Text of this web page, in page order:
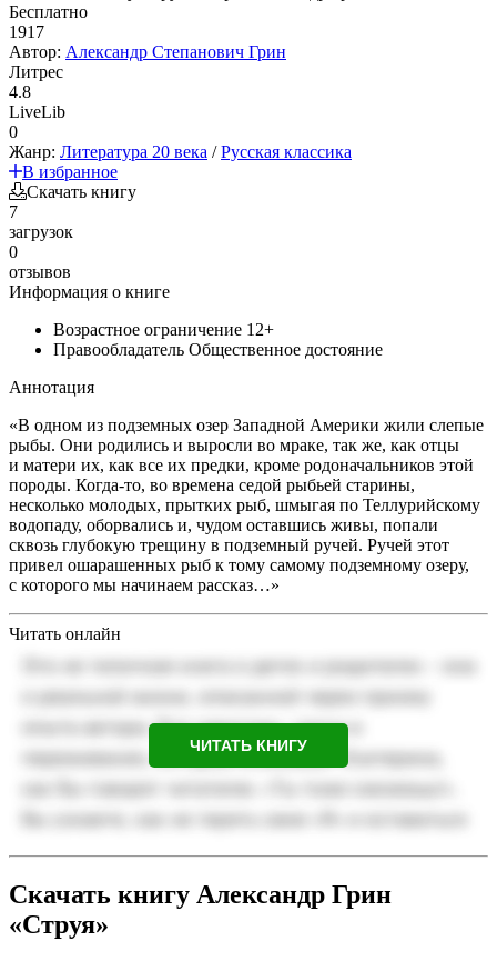
Бесплатно
1917
Автор: Александр Степанович Грин
Литрес
4.8
LiveLib
0
Жанр: Литература 20 века /Русская классика
В избранное
Скачать книгу
7
загрузок
0
отзывов
Информация о книге
Возрастное ограничение 12+
Правообладатель Общественное достояние
Аннотация
«В одном из подземных озер Западной Америки жили слепые
рыбы. Они родились и выросли во мраке, так же, как отцы
и матери их, как все их предки, кроме родоначальников этой
породы. Когда-то, во времена седой рыбьей старины,
несколько молодых, прытких рыб, шмыгая по Теллурийскому
водопаду, оборвались и, чудом оставшись живы, попали
сквозь глубокую трещину в подземный ручей. Ручей этот
привел ошарашенных рыб к тому самому подземному озеру,
с которого мы начинаем рассказ…»
Читать онлайн
ЧИТАТЬ КНИГУ
Скачать книгу Александр Грин
«Струя»